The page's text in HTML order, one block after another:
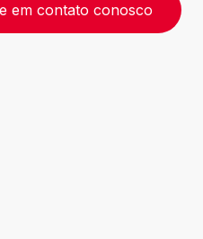
em contato conosco